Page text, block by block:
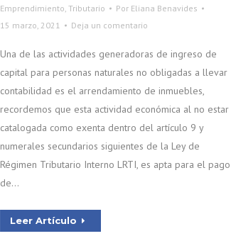
Emprendimiento, Tributario Por Eliana Benavides
15 marzo, 2021
Deja un comentario
Una de las actividades generadoras de ingreso de
capital para personas naturales no obligadas a llevar
contabilidad es el arrendamiento de inmuebles,
recordemos que esta actividad económica al no estar
catalogada como exenta dentro del artículo 9 y
numerales secundarios siguientes de la Ley de
Régimen Tributario Interno LRTI, es apta para el pago
de…
Leer Artículo